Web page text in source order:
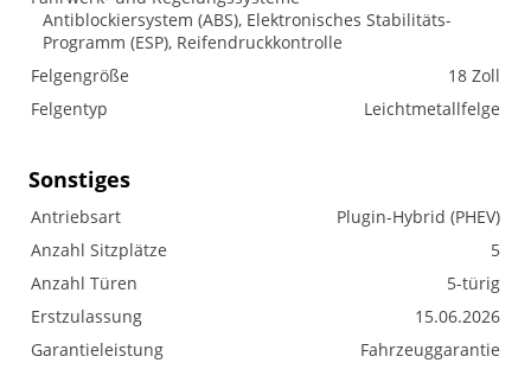
Antiblockiersystem (ABS), Elektronisches Stabilitäts-
Programm (ESP), Reifendruckkontrolle
Felgengröße
18 Zoll
Felgentyp
Leichtmetallfelge
Sonstiges
Antriebsart
Plugin-Hybrid (PHEV)
Anzahl Sitzplätze
5
Anzahl Türen
5-türig
Erstzulassung
15.06.2026
Garantieleistung
Fahrzeuggarantie